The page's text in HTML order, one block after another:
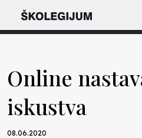
Online
iskustva
08.06.2020